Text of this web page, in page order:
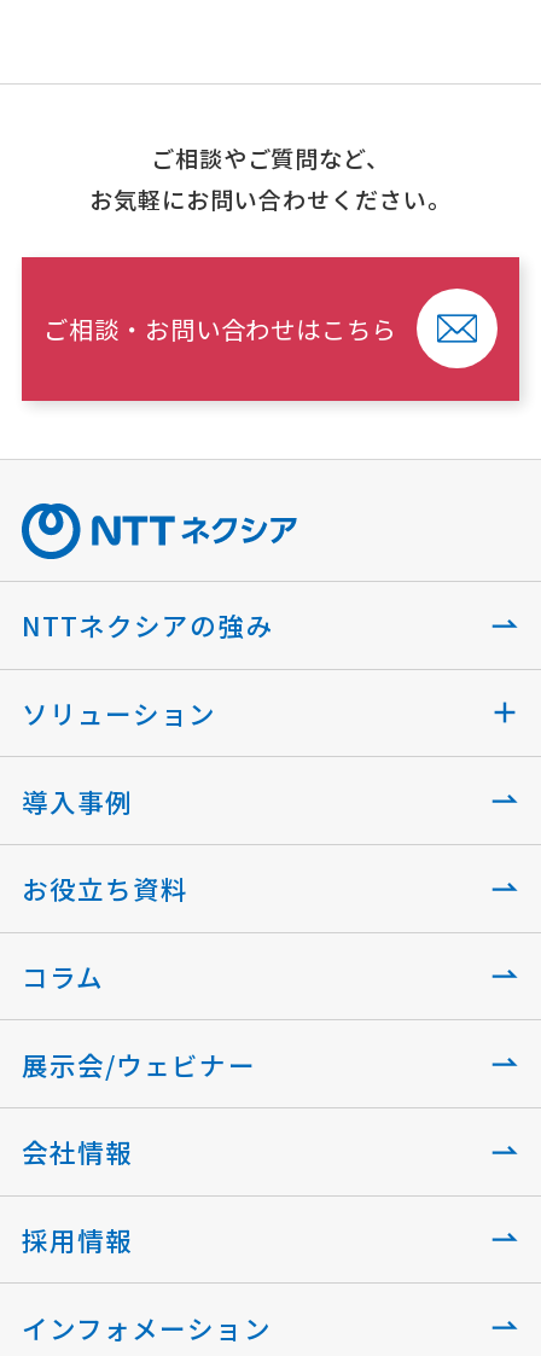
ご相談やご質問など、
お気軽にお問い合わせください。
ご相談・お問い合わせはこちら
NTTネクシアの強み
ソリューション
導入事例
お役立ち資料
コラム
展示会/ウェビナー
会社情報
採用情報
インフォメーション